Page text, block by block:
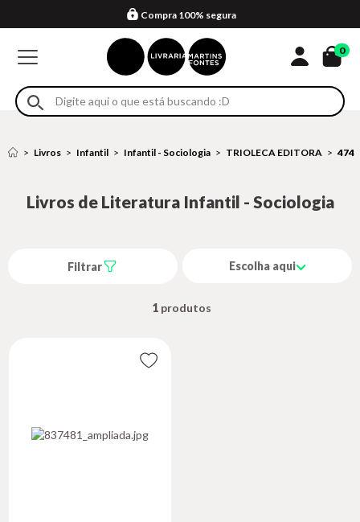
Formas de entrega
Compra 100% segura
Em até 4x sem juros no cartão*
Retire na loja
Eventos
0
Livros Infantil Infantil - Sociologia TRIOLECA EDITORA 474
Livros de Literatura Infantil - Sociologia
Filtrar Escolha aqui
1